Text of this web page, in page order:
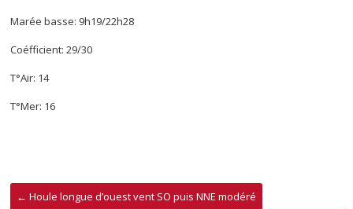
Marée basse: 9h19/22h28
Coéfficient: 29/30
T°Air: 14
T°Mer: 16
← Houle longue d’ouest vent SO puis NNE modéré